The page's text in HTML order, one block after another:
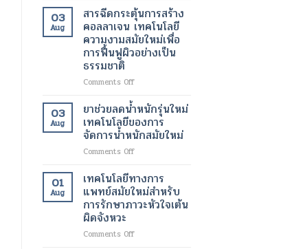
ต้อง
ผ่าตัด
เสีย
หาย
ให้
กลับ
มา
ได้
ปกติ
อีก
ครั้ง
ด้วย
เทคโนโลยี
สมัย
ใหม่
นาโน
ไข
มัน
ขนาด
เล็ก
นาโน
เทคโนโลยี
ปฏิวัติ
วงการ
เพื่อ
การ
ร้าย
แรง
03
Aug
สารฉีดกระตุ้นการสร้าง
คอลลาเจน เทคโนโลยี
ความงามสมัยใหม่เพื่อ
การฟื้นฟูผิวอย่างเป็น
ธรรมชาติ
Comments Offon
ฉีด
กระตุ้น
การ
สร้าง
คอ
ลา
เจน
เทคโนโลยี
ความ
สมัย
03
Aug
ยาช่วยลดน้ำหนักรุ่นใหม่
เทคโนโลยีของการ
จัดการน้ำหนักสมัยใหม่
Comments Offon
ช่วย
ลด
น้ำ
หนัก
ใหม่
01
Aug
เทคโนโลยีทางการ
แพทย์สมัยใหม่สำหรับ
การรักษาภาวะหัวใจเต้น
ผิดจังหวะ
Comments Offon